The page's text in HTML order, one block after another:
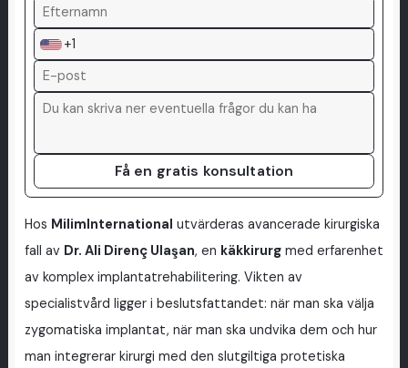
+1
Få en gratis konsultation
Hos MilimInternational utvärderas avancerade kirurgiska
fall av Dr. Ali Direnç Ulaşan, en käkkirurgmed erfarenhet
av komplex implantatrehabilitering. Vikten av
specialistvård ligger i beslutsfattandet: när man ska välja
zygomatiska implantat, när man ska undvika dem och hur
man integrerar kirurgi med den slutgiltiga protetiska